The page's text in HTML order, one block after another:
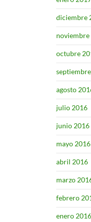
diciembre
octubre
agosto
julio 2016
junio 2016
mayo 2016
abril 2016
marzo
febrero
enero 2016